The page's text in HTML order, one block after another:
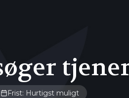
Frist: Hurtigst muligt